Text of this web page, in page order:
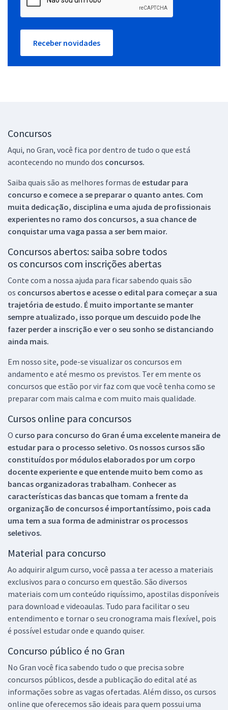
Receber novidades
Concursos
Aqui, no Gran, você fica por dentro de tudo o que está
acontecendo no mundo dos concursos.
Saiba quais são as melhores formas de estudar para
concurso e comece a se preparar o quanto antes. Com
muita dedicação, disciplina e uma ajuda de profissionais
experientes no ramo dos concursos, a sua chance de
conquistar uma vaga passa a ser bem maior.
Concursos abertos: saiba sobre todos
os concursos com inscrições abertas
Conte com a nossa ajuda para ficar sabendo quais são
os concursos abertos e acesse o edital para começar a sua
trajetória de estudo. É muito importante se manter
sempre atualizado, isso porque um descuido pode lhe
fazer perder a inscrição e ver o seu sonho se distanciando
ainda mais.
Em nosso site, pode-se visualizar os concursos em
andamento e até mesmo os previstos. Ter em mente os
concursos que estão por vir faz com que você tenha como se
preparar com mais calma e com muito mais qualidade.
Cursos online para concursos
O curso para concurso do Gran é uma excelente maneira de
estudar para o processo seletivo. Os nossos cursos são
constituídos por módulos elaborados por um corpo
docente experiente e que entende muito bem como as
bancas organizadoras trabalham. Conhecer as
características das bancas que tomam a frente da
organização de concursos é importantíssimo, pois cada
uma tem a sua forma de administrar os processos
seletivos.
Material para concurso
Ao adquirir algum curso, você passa a ter acesso a materiais
exclusivos para o concurso em questão. São diversos
materiais com um conteúdo riquíssimo, apostilas disponíveis
para download e videoaulas. Tudo para facilitar o seu
entendimento e tornar o seu cronograma mais flexível, pois
é possível estudar onde e quando quiser.
Concurso público é no Gran
No Gran você fica sabendo tudo o que precisa sobre
concursos públicos, desde a publicação do edital até as
informações sobre as vagas ofertadas. Além disso, os cursos
online que oferecemos são ideais para quem possui uma